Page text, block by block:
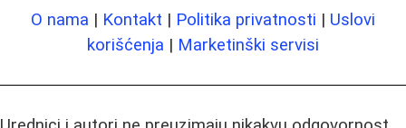
O nama | Kontakt | Politika privatnosti | Uslovi
korišćenja | Marketinški servisi